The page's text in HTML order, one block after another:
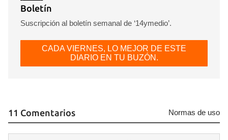
Para poder guardar como favorito, primero has de
iniciar sesión con tu cuenta de 14ymedio.
INICIAR SESIÓN CANCELAR
Boletín
Suscripción al boletín semanal de ‘14ymedio’.
CADA VIERNES, LO MEJOR DE ESTE
DIARIO EN TU BUZÓN.
11 Comentarios Normas de uso